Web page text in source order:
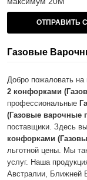
ОТПРАВИТЬ
Газовые
Добро пожаловать на
2 конфорками
профессиональные
(Газовые варочные
поставщики. Здесь
конфорками
льготной цены. Мы
услуг. Наша
Австралии, Ближней